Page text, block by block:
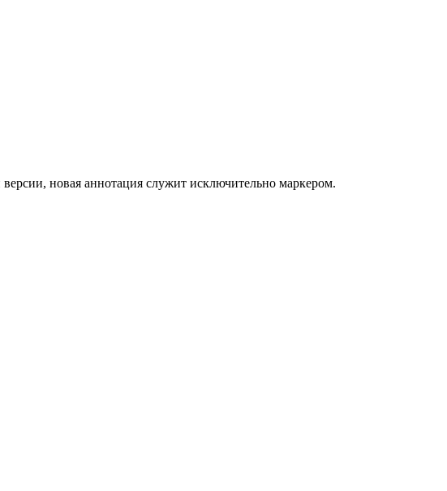
новая аннотация служит исключительно маркером.